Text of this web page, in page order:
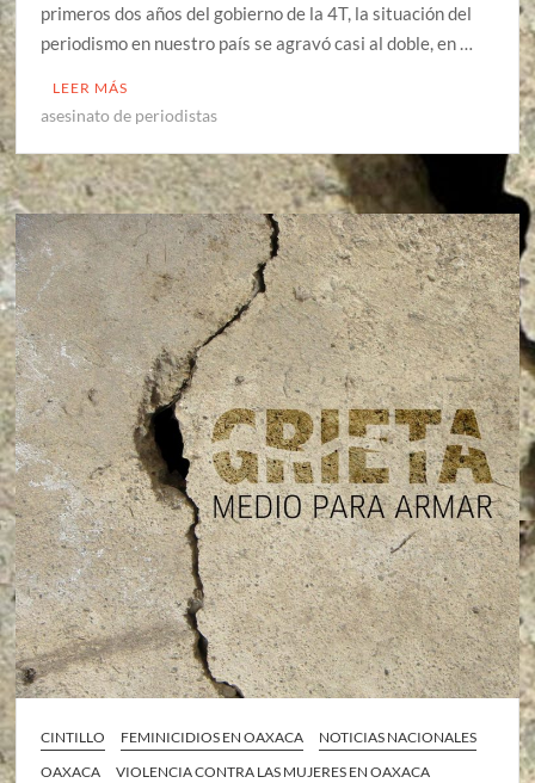
primeros dos años del gobierno de la 4T, la situación del
periodismo en nuestro país se agravó casi al doble, en …
LEER MÁS
asesinato de periodistas
CINTILLO FEMINICIDIOS EN OAXACA
NOTICIAS NACIONALES
OAXACA
VIOLENCIA CONTRA LAS MUJERES EN OAXACA